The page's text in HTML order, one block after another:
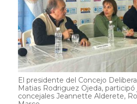
El presidente del Concejo
Matias Rodriguez Ojeda,
concejales Jeannette Alderete,